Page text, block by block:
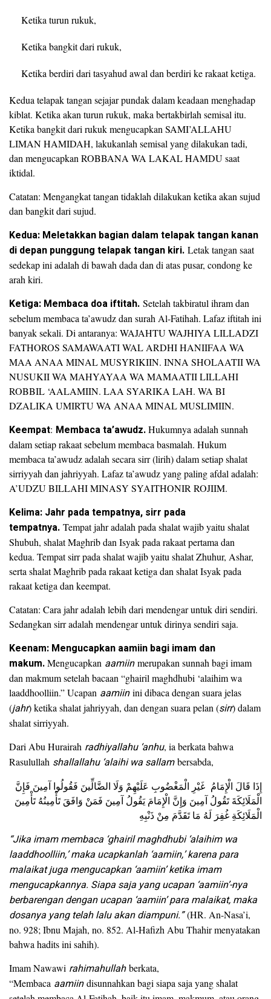
Ketika turun rukuk,
Ketika bangkit dari rukuk,
Ketika berdiri dari tasyahud awal dan berdiri ke rakaat ketiga.
Kedua telapak tangan sejajar pundak dalam keadaan menghadap
kiblat. Ketika akan turun rukuk, maka bertakbirlah semisal itu.
Ketika bangkit dari rukuk mengucapkan SAMI’ALLAHU
LIMAN HAMIDAH, lakukanlah semisal yang dilakukan tadi,
dan mengucapkan ROBBANA WA LAKAL HAMDU saat
iktidal.
Catatan: Mengangkat tangan tidaklah dilakukan ketika akan sujud
dan bangkit dari sujud.
Kedua: Meletakkan bagian dalam telapak tangan kanan
di depan punggung telapak tangan kiri. Letak tangan saat
sedekap ini adalah di bawah dada dan di atas pusar, condong ke
arah kiri.
Ketiga: Membaca doa iftitah. Setelah takbiratul ihram dan
sebelum membaca ta’awudz dan surah Al-Fatihah. Lafaz iftitah ini
banyak sekali. Di antaranya: WAJAHTU WAJHIYA LILLADZI
FATHOROS SAMAWAATI WAL ARDHI HANIIFAA WA
MAA ANAA MINAL MUSYRIKIIN. INNA SHOLAATII WA
NUSUKII WA MAHYAYAA WA MAMAATII LILLAHI
ROBBIL ‘AALAMIIN. LAA SYARIKA LAH. WA BI
DZALIKA UMIRTU WA ANAA MINAL MUSLIMIIN.
Keempat: Membaca ta’awudz.Hukumnya adalah sunnah
dalam setiap rakaat sebelum membaca basmalah. Hukum
membaca ta’awudz adalah secara sirr (lirih) dalam setiap shalat
sirriyyah dan jahriyyah. Lafaz ta’awudz yang paling afdal adalah:
A’UDZU BILLAHI MINASY SYAITHONIR ROJIIM.
Kelima: Jahr pada tempatnya, sirr pada
tempatnya. Tempat jahr adalah pada shalat wajib yaitu shalat
Shubuh, shalat Maghrib dan Isyak pada rakaat pertama dan
kedua. Tempat sirr pada shalat wajib yaitu shalat Zhuhur, Ashar,
serta shalat Maghrib pada rakaat ketiga dan shalat Isyak pada
rakaat ketiga dan keempat.
Catatan: Cara jahr adalah lebih dari mendengar untuk diri sendiri.
Sedangkan sirr adalah mendengar untuk dirinya sendiri saja.
Keenam: Mengucapkan aamiin bagi imam dan
makum.Mengucapkan aamiinmerupakan sunnah bagi imam
dan makmum setelah bacaan “ghairil maghdhubi ‘alaihim wa
laaddhoolliin.” Ucapan aamiinini dibaca dengan suara jelas
(jahr) ketika shalat jahriyyah, dan dengan suara pelan (sirr) dalam
shalat sirriyyah.
Dari Abu Hurairah radhiyallahu ‘anhu, ia berkata bahwa
Rasulullah shallallahu ‘alaihi wa sallambersabda,
الْمَلَائِكَةَ تَقُولُ آمِينَ وَإِنَّ الْإِمَامَ يَقُولُ آمِينَ فَمَنْ وَافَقَ تَأْمِينُهُ تَأْمِينَ
الْمَلَائِكَةِ غُفِرَ لَهُ مَا تَقَدَّمَ مِنْ ذَنْبِهِ
“Jika imam membaca ‘ghairil maghdhubi ‘alaihim wa
laaddhoolliin,’ maka ucapkanlah ‘aamiin,’ karena para
malaikat juga mengucapkan ‘aamiin’ ketika imam
mengucapkannya. Siapa saja yang ucapan ‘aamiin’-nya
berbarengan dengan ucapan ‘aamiin’ para malaikat, maka
dosanya yang telah lalu akan diampuni.”(HR. An-Nasa’i,
no. 928; Ibnu Majah, no. 852. Al-Hafizh Abu Thahir menyatakan
bahwa hadits ini sahih).
Imam Nawawi rahimahullahberkata,
“Membaca aamiindisunnahkan bagi siapa saja yang shalat